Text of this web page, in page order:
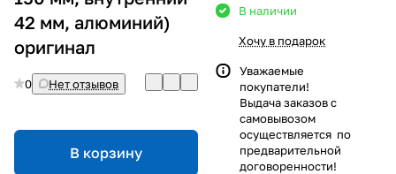
42 мм, алюминий)
оригинал
0 Нет отзывов
В корзину
В наличии
Хочу в подарок
Уважаемые
покупатели!
Выдача заказов с
самовывозом
осуществляется по
предварительной
договоренности!